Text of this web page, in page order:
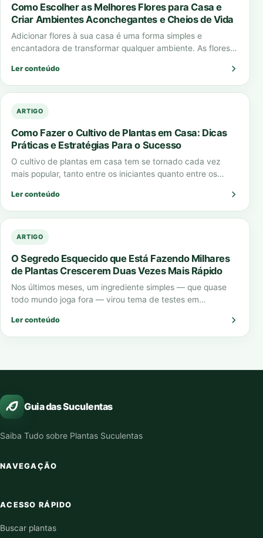
Como Escolher as Melhores Flores para Casa e
Criar Ambientes Aconchegantes e Cheios de Vida
Adicionar flores à sua casa é uma forma simples e
encantadora de transformar qualquer ambiente. As flores
Ler conteúdo
ARTIGO
Como Fazer o Cultivo de Plantas em Casa: Dicas
Práticas e Estratégias Para o Sucesso
O cultivo de plantas em casa tem se tornado cada vez
mais popular, tanto entre os iniciantes quanto entre os
Ler conteúdo
ARTIGO
O Segredo Esquecido que Está Fazendo Milhares
de Plantas Crescerem Duas Vezes Mais Rápido
Nos últimos meses, um ingrediente simples — que quase
todo mundo joga fora — virou tema de testes em
Ler conteúdo
Guia das Suculentas
Saiba Tudo sobre Plantas Suculentas
NAVEGAÇÃO
ACESSO RÁPIDO
Buscar plantas